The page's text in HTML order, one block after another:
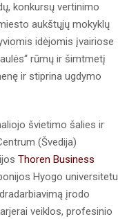
konkursų vertinimo
aukštųjų mokyklų
idėjomis įvairiose
rūmų ir šimtmetį
ir stiprina ugdymo
švietimo šalies ir
(Švedija)
Thoren Business
Hyogo
įrodo
veiklos, profesinio